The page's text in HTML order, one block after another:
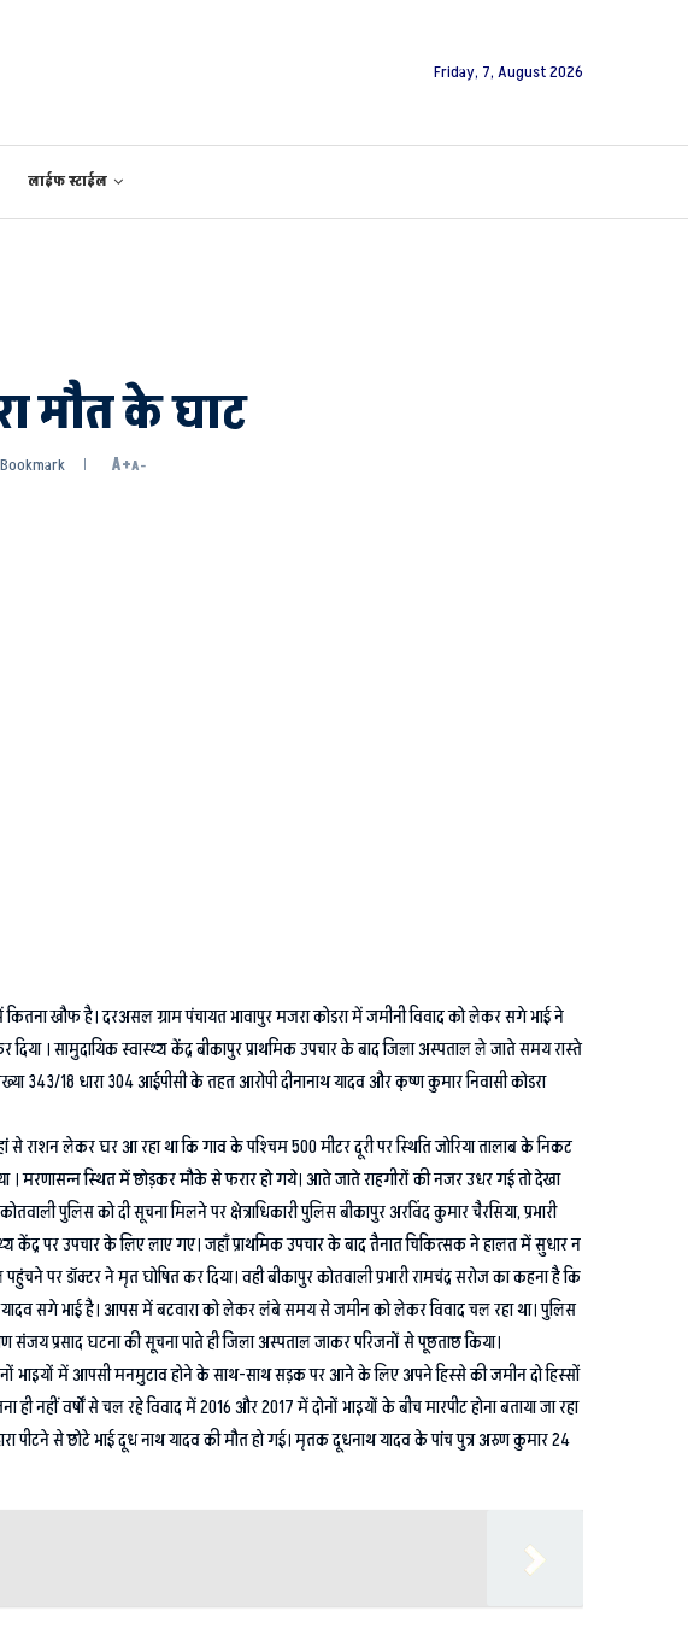
Friday, 7, August 2026
लाईफ स्टाईल
मौत के घाट
Bookmark A+A-
खौफ है। दरअसल ग्राम पंचायत भावापुर मजरा कोडरा में जमीनी विवाद को लेकर सगे भाई ने
। सामुदायिक स्वास्थ्य केंद्र बीकापुर प्राथमिक उपचार के बाद जिला अस्पताल ले जाते समय रास्ते
343/18 धारा 304 आईपीसी के तहत आरोपी दीनानाथ यादव और कृष्ण कुमार निवासी कोडरा
से राशन लेकर घर आ रहा था कि गाव के पश्चिम 500 मीटर दूरी पर स्थिति जोरिया तालाब के निकट
मरणासन्न स्थित में छोड़कर मौके से फरार हो गये। आते जाते राहगीरों की नजर उधर गई तो देखा
पुलिस को दी सूचना मिलने पर क्षेत्राधिकारी पुलिस बीकापुर अरविंद कुमार चैरसिया, प्रभारी
पर उपचार के लिए लाए गए। जहाँ प्राथमिक उपचार के बाद तैनात चिकित्सक ने हालत में सुधार न
डॉक्टर ने मृत घोषित कर दिया। वही बीकापुर कोतवाली प्रभारी रामचंद्र सरोज का कहना है कि
सगे भाई है। आपस में बटवारा को लेकर लंबे समय से जमीन को लेकर विवाद चल रहा था। पुलिस
प्रसाद घटना की सूचना पाते ही जिला अस्पताल जाकर परिजनों से पूछताछ किया।
भाइयों में आपसी मनमुटाव होने के साथ-साथ सड़क पर आने के लिए अपने हिस्से की जमीन दो हिस्सों
नहीं वर्षों से चल रहे विवाद में 2016 और 2017 में दोनों भाइयों के बीच मारपीट होना बताया जा रहा
पीटने से छोटे भाई दूध नाथ यादव की मौत हो गई। मृतक दूधनाथ यादव के पांच पुत्र अरुण कुमार 24